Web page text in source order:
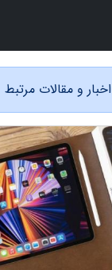
اخبار و مقالات مرتبط